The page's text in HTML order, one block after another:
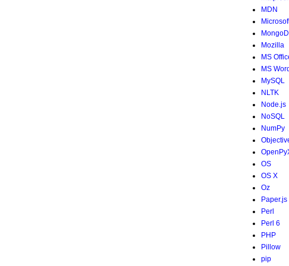
MDN
Mozilla
MS
MS Word
MySQL
NLTK
Node.js
NoSQL
NumPy
OS
OS X
Oz
Paper.js
Perl
Perl 6
PHP
Pillow
pip